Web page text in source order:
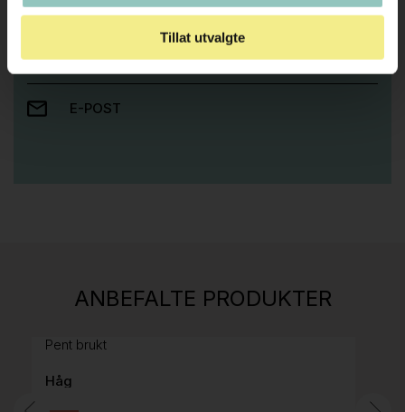
Tillat utvalgte
Ta kontakt med oss så hjelper vi deg!
RING OSS PÅ 22 15 15 00
E-POST
ANBEFALTE PRODUKTER
H05 5600 Swingback-armlene Mørk
Pent brukt
Håg